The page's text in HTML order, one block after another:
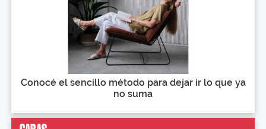
Conocé el sencillo método para dejar ir lo que ya
no suma